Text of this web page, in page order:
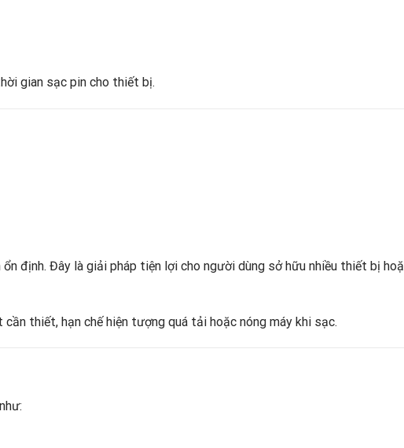
gian sạc pin cho thiết bị.
định. Đây là giải pháp tiện lợi cho người dùng sở hữu nhiều thiết bị
thiết, hạn chế hiện tượng quá tải hoặc nóng máy khi sạc.